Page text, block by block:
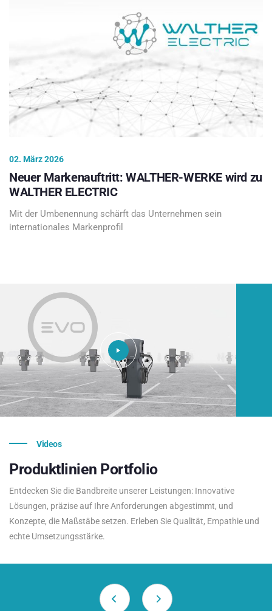
02. März 2026
Neuer Markenauftritt: WALTHER-WERKE wird zu
WALTHER ELECTRIC
Mit der Umbenennung schärft das Unternehmen sein
internationales Markenprofil
Videos
Produktlinien Portfolio
Entdecken Sie die Bandbreite unserer Leistungen: Innovative
Lösungen, präzise auf Ihre Anforderungen abgestimmt, und
Konzepte, die Maßstäbe setzen. Erleben Sie Qualität, Empathie und
echte Umsetzungsstärke.